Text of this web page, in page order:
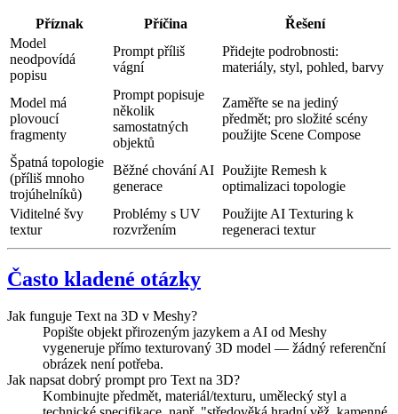
Příznak Příčina
Řešení
Model
neodpovídá
popisu
Prompt příliš
vágní
Přidejte podrobnosti:
materiály, styl, pohled, barvy
Model má
plovoucí
fragmenty
Prompt popisuje
několik
samostatných
objektů
Zaměřte se na jediný
předmět; pro složité scény
použijte Scene Compose
Špatná topologie
(příliš mnoho
trojúhelníků)
Běžné chování AI
generace
Použijte Remesh k
optimalizaci topologie
Viditelné švy
textur
Problémy s UV
rozvržením
Použijte AI Texturing k
regeneraci textur
Často kladené otázky
Jak funguje Text na 3D v Meshy?
Popište objekt přirozeným jazykem a AI od Meshy
vygeneruje přímo texturovaný 3D model — žádný referenční
obrázek není potřeba.
Jak napsat dobrý prompt pro Text na 3D?
Kombinujte předmět, materiál/texturu, umělecký styl a